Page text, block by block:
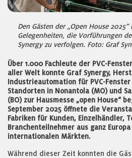
Den Gästen der „Open House
Gelegenheiten, die Vorführungen
Synergy zu verfolgen. Foto: Graf
Über 1.000 Fachleute der PVC-
aller Welt konnte Graf Synergy,
Industrieautomation für PVC-
Standorten in Nonantola (MO) und
(BO) zur Hausmesse „open House“
September 2025 öffnete die
Fabriken für Kunden, Einzelhändler,
Branchenteilnehmer aus ganz
internationalen Märkten.
Während dieser Zeit konnten die